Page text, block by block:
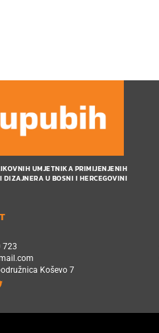
UMJETNIKA PRIMIJENJENIH
DIZAJNERA U BOSNI I HERCEGOVINI
723
Koševo 7